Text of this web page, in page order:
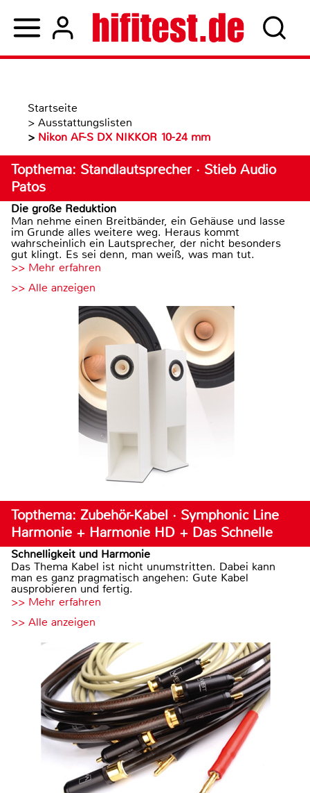
Startseite
> Ausstattungslisten
> Nikon AF-S DX NIKKOR 10-24 mm
Topthema: Standlautsprecher · Stieb Audio
Patos
Die große Reduktion
Man nehme einen Breitbänder, ein Gehäuse und lasse
im Grunde alles weitere weg. Heraus kommt
wahrscheinlich ein Lautsprecher, der nicht besonders
gut klingt. Es sei denn, man weiß, was man tut.
>> Mehr erfahren
>> Alle anzeigen
Topthema: Zubehör-Kabel · Symphonic Line
Harmonie + Harmonie HD + Das Schnelle
Schnelligkeit und Harmonie
Das Thema Kabel ist nicht unumstritten. Dabei kann
man es ganz pragmatisch angehen: Gute Kabel
ausprobieren und fertig.
>> Mehr erfahren
>> Alle anzeigen